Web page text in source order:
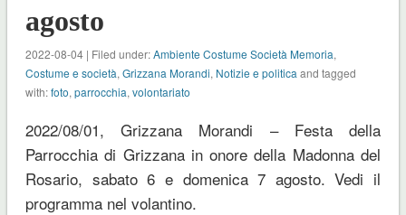
agosto
2022-08-04 | Filed under:Ambiente Costume Società Memoria,
Costume e società, Grizzana Morandi, Notizie e politica and tagged
with:foto, parrocchia, volontariato
2022/08/01, Grizzana Morandi – Festa della
Parrocchia di Grizzana in onore della Madonna del
Rosario, sabato 6 e domenica 7 agosto. Vedi il
programma nel volantino.